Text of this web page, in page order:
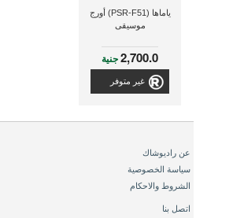
ياماها (PSR-F51) أورج
موسيقى
2,700.0جنية
غير متوفر
عن راديوشاك
سياسة الخصوصية
الشروط والاحكام
اتصل بنا